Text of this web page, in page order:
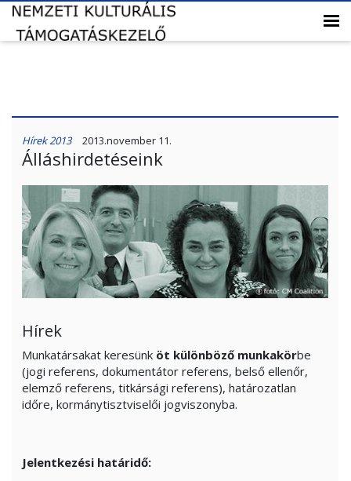
Hírek 2013 2013.november 11.
Álláshirdetéseink
Hírek
Munkatársakat keresünk öt különböző munkakörbe
(jogi referens, dokumentátor referens, belső ellenőr,
elemző referens, titkársági referens), határozatlan
időre, kormánytisztviselői jogviszonyba.
Jelentkezési határidő: